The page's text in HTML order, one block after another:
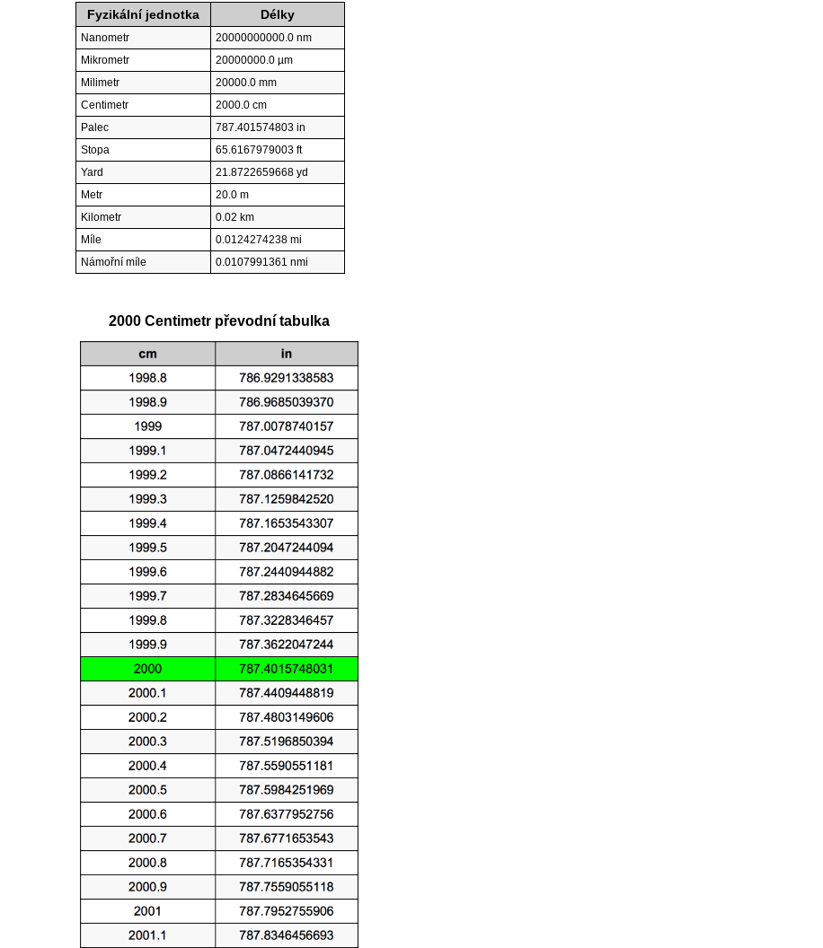
Fyzikální jednotka Délky
Nanometr
20000000000.0 nm
Mikrometr
20000000.0 µm
Milimetr
20000.0 mm
Centimetr
2000.0 cm
Palec
787.401574803 in
Stopa
65.6167979003 ft
Yard
21.8722659668 yd
Metr
20.0 m
Kilometr
0.02 km
Míle
0.0124274238 mi
Námořní míle
0.0107991361 nmi
2000 Centimetr převodní tabulka